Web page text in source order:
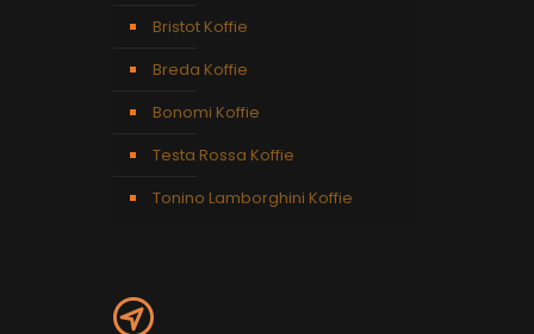
Bristot Koffie
Breda Koffie
Bonomi Koffie
Testa Rossa Koffie
Tonino Lamborghini Koffie